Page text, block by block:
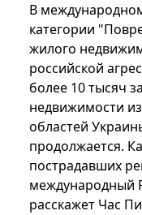
В
категории
жилого
российской
более 10 тысяч
недвижимости
областей
продолжается.
пострадавших
международный
расскажет Час